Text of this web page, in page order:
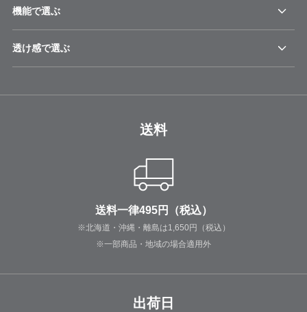
機能で選ぶ
透け感で選ぶ
送料
送料一律495円（税込）
※北海道・沖縄・離島は1,650円（税込）
※一部商品・地域の場合適用外
出荷日